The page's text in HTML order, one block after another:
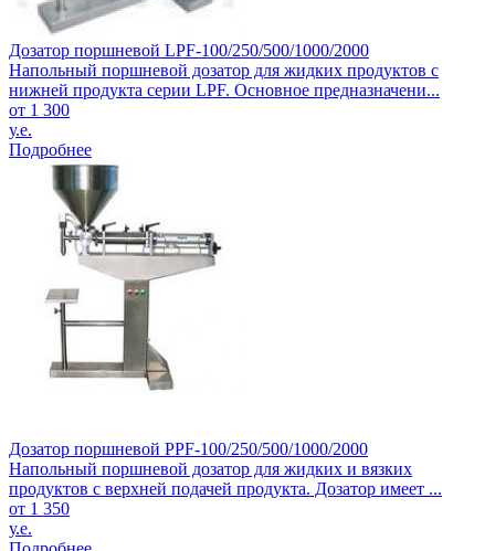
Дозатор поршневой LPF-100/250/500/1000/2000
Напольный поршневой дозатор для жидких продуктов с
нижней продукта серии LPF. Основное предназначени...
от 1 300
у.е.
Подробнее
Дозатор поршневой PPF-100/250/500/1000/2000
Напольный поршневой дозатор для жидких и вязких
продуктов с верхней подачей продукта. Дозатор имеет ...
от 1 350
у.е.